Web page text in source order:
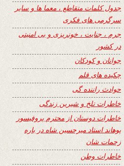
جدول کلمات متقاطع ، معما ها و سایر
سرگرمی های فکری
جرم ، جنایت ، خونریزی و بی امنیتی
در کشور
جوانان و کودکان
چکیده های قلم
حوادث راننده گی
خاطرات تلخ و شیرین زندگی
خاطرات دوستان از محترم پروفیسور
پوهاند استاد میرحسین شاه در باره
زحمات شان
خاطرات وطن